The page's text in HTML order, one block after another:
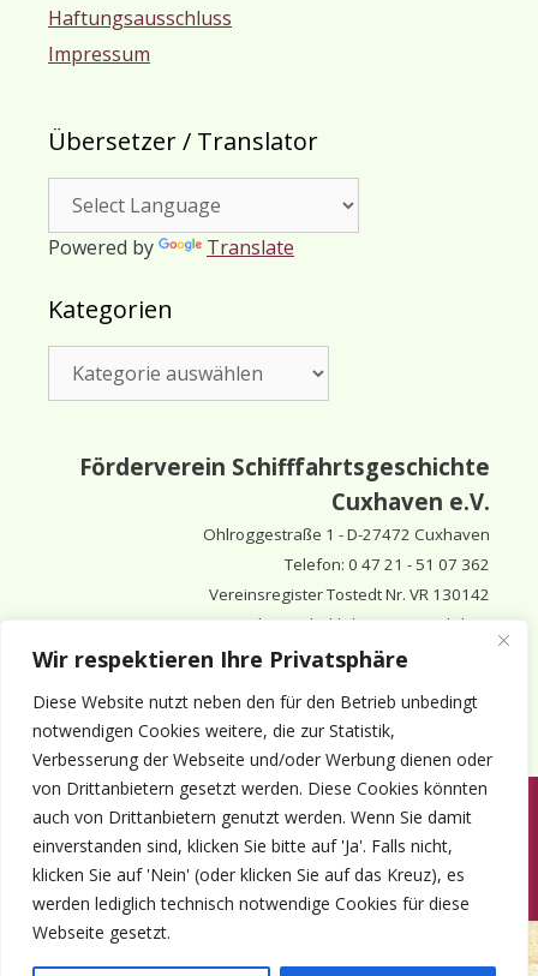
Wir respektieren Ihre Privatsphäre
Diese Website nutzt neben den für den Betrieb unbedingt
notwendigen Cookies weitere, die zur Statistik,
Verbesserung der Webseite und/oder Werbung dienen oder
von Drittanbietern gesetzt werden. Diese Cookies könnten
auch von Drittanbietern genutzt werden. Wenn Sie damit
einverstanden sind, klicken Sie bitte auf 'Ja'. Falls nicht,
klicken Sie auf 'Nein' (oder klicken Sie auf das Kreuz), es
werden lediglich technisch notwendige Cookies für diese
Webseite gesetzt.
Haftungsausschluss
Impressum
Übersetzer / Translator
Powered by Translate
Kategorien
Förderverein Schifffahrtsgeschichte
Cuxhaven e.V.
Ohlroggestraße 1 - D-27472 Cuxhaven
Telefon: 0 47 21 - 51 07 362
Vereinsregister Tostedt Nr. VR 130142
Vorsitzender & inhaltlich Verantwortlicher:
Horst Huthsfeldt
Stellv. Vorsitzender: Eberhard Hewicker
Anmelden Aktuelles Termine Mitgliedschaft
Kontakt
© 1980-2026 Förderverein Schifffahrtsgeschichte Cuxhaven e.V. · ©
2022-2026 made and supported by Intercura